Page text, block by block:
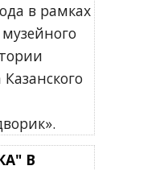
в рамках
В